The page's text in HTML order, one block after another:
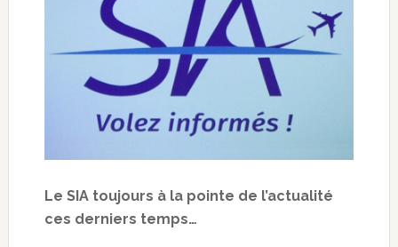
Le SIA toujours à la pointe de l’actualité
ces derniers temps…